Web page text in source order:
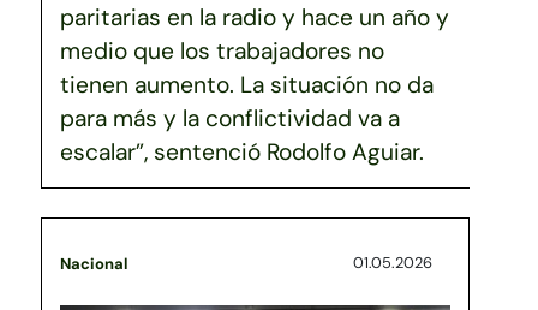
paritarias en la radio y hace un año y
medio que los trabajadores no
tienen aumento. La situación no da
para más y la conflictividad va a
escalar”, sentenció Rodolfo Aguiar.
Nacional 01.05.2026